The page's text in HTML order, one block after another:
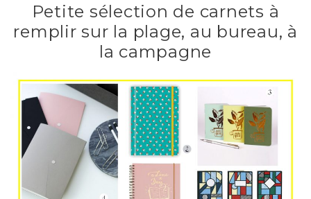
Petite sélection de carnets à
remplir sur la plage, au bureau, à
la campagne